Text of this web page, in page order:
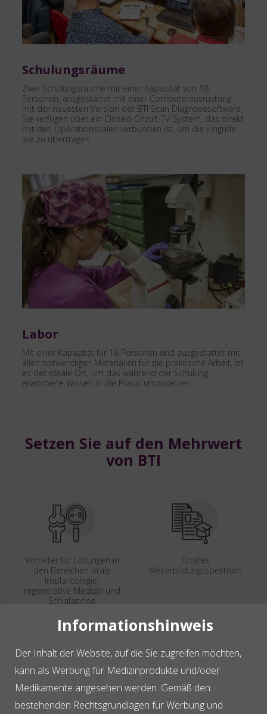
Schulungsräume
Zwei Schulungsräume mit einer Kapazität von 18
Personen, ausgestattet mit einer Computerausrüstung
mit der neuesten Version der BTI Scan Diagnosesoftware.
Sie verfügen über ein Closed-Circuit-TV-System, das direkt
mit den Operationssälen verbunden ist, um die Eingriffe
live zu übertragen.
Labor
Mit einer Kapazität für 16 Personen und ausgestattet mit
allen notwendigen Materialien für die praktische Arbeit, ist
es der ideale Ort, um das während der Schulung
erworbene Wissen in die Praxis umzusetzen.
Setzen Sie auf den Mehrwert
von BTI
Vorreiter für Lösungen in
den Bereichen orale
Implantologie,
regenerative Medizin und
Schlafapnoe
Großes
Weiterbildungsspektrum
Langjährige Erfahrung in
Breites Angebot an
Informationshinweis
Der Inhalt der Website, auf die Sie zugreifen möchten,
kann als Werbung für Medizinprodukte und/oder
Medikamente angesehen werden. Gemäß den
bestehenden Rechtsgrundlagen für Werbung und